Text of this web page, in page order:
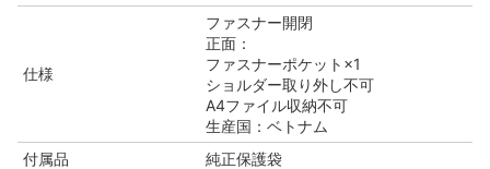
仕様
ファスナー開閉
正面：
ファスナーポケット×1
ショルダー取り外し不可
A4ファイル収納不可
生産国：ベトナム
付属品
純正保護袋